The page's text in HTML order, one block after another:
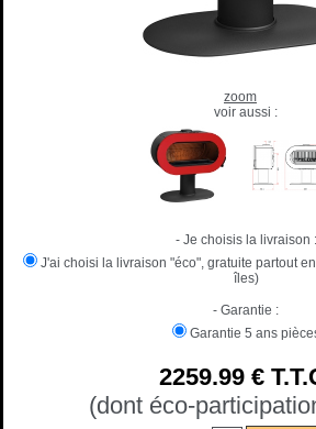
zoom
voir aussi :
- Je choisis la livraison :
J'ai choisi la livraison "éco", gratuite partout
îles)
- Garantie :
Garantie 5 ans
2259.99 €
(dont éco-